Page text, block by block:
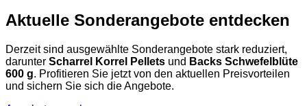
Aktuelle Sonderangebote entdecken
Derzeit sind ausgewählte Sonderangebote stark reduziert,
darunter Scharrel Korrel Pellets und Backs Schwefelblüte
600 g. Profitieren Sie jetzt von den aktuellen Preisvorteilen
und sichern Sie sich die Angebote.